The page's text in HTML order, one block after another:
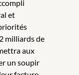
et
milliards de
aux
un soupir